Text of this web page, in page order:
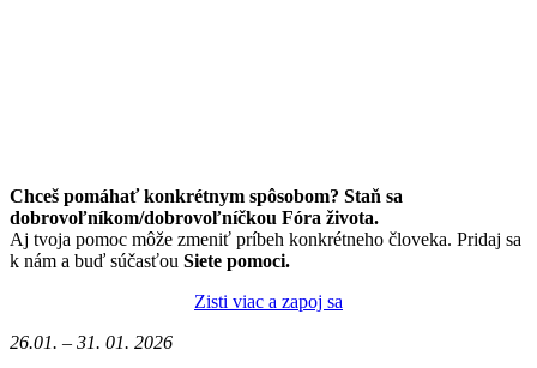
Chceš pomáhať konkrétnym spôsobom? Staň sa
dobrovoľníkom/dobrovoľníčkou Fóra života.
Aj tvoja pomoc môže zmeniť príbeh konkrétneho človeka. Pridaj sa
k nám a buď súčasťou Siete pomoci.
Zisti viac a zapoj sa
26.01. – 31. 01. 2026